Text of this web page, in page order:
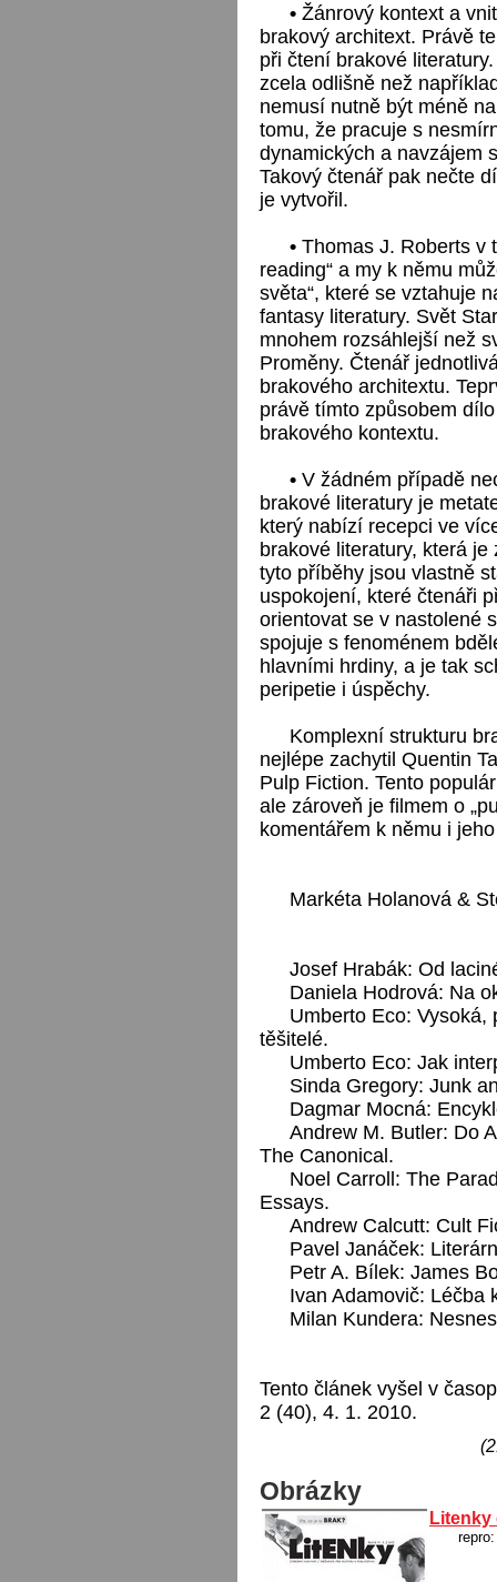
•Žánrový kontext a
brakový architext. Právě
při čtení brakové
zcela odlišně než
nemusí nutně být méně
tomu, že pracuje s
dynamických a navzájem
Takový čtenář pak nečte
je vytvořil.
•Thomas J. Roberts v
reading“ a my k němu
světa“, které se vztahuje
fantasy literatury. Svět
mnohem rozsáhlejší než
Proměny. Čtenář
brakového architextu.
právě tímto způsobem
brakového kontextu.
•V žádném případě
brakové literatury je
který nabízí recepci ve
brakové literatury, která
tyto příběhy jsou vlastně
uspokojení, které čtenáři
orientovat se v nastolené
spojuje s fenoménem
hlavními hrdiny, a je tak
peripetie i úspěchy.
Komplexní strukturu
nejlépe zachytil Quentin
Pulp Fiction. Tento
ale zároveň je filmem o
komentářem k němu i
Markéta Holanová &
Josef Hrabák: Od
Daniela Hodrová: Na
Umberto Eco:
těšitelé.
Umberto Eco: Jak
Sinda Gregory: Junk
Dagmar Mocná:
Andrew M. Butler: Do
The Canonical.
Noel Carroll: The
Essays.
Andrew Calcutt: Cult
Pavel Janáček:
Petr A. Bílek: James
Ivan Adamovič: Léčba
Milan Kundera:
Tento článek vyšel v
2 (40), 4. 1. 2010.
Obrázky
Litenky